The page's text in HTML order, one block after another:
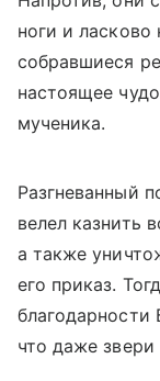
ноги и ласково
собравшиеся
настоящее
мученика.
Разгневанный
велел казнить
а также
его приказ.
благодарности
что даже звери